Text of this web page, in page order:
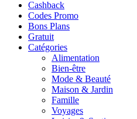
Cashback
Codes Promo
Bons Plans
Gratuit
Catégories
Alimentation
Bien-être
Mode & Beauté
Maison & Jardin
Famille
Voyages